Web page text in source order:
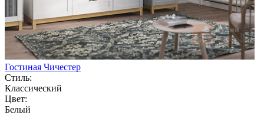
Гостиная Чичестер
Стиль:
Классический
Цвет:
Белый